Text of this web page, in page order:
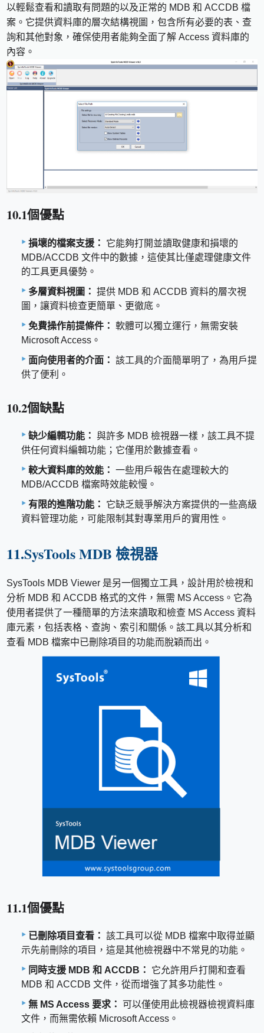
以輕鬆查看和讀取有問題的以及正常的 MDB 和 ACCDB 檔
案。它提供資料庫的層次結構視圖，包含所有必要的表、查
詢和其他對象，確保使用者能夠全面了解 Access 資料庫的
內容。
10.1個優點
損壞的檔案支援：
它能夠打開並讀取健康和損壞的
MDB/ACCDB 文件中的數據，這使其比僅處理健康文件
的工具更具優勢。
多層資料視圖： 提供 MDB 和 ACCDB 資料的層次視
圖，讓資料檢查更簡單、更徹底。
免費操作前提條件： 軟體可以獨立運行，無需安裝
Microsoft Access。
面向使用者的介面： 該工具的介面簡單明了，為用戶提
供了便利。
10.2個缺點
缺少編輯功能： 與許多 MDB 檢視器一樣，該工具不提
供任何資料編輯功能；它僅用於數據查看。
較大資料庫的效能： 一些用戶報告在處理較大的
MDB/ACCDB 檔案時效能較慢。
有限的進階功能：
它缺乏競爭解決方案提供的一些高級
資料管理功能，可能限制其對專業用戶的實用性。
11.SysTools MDB 檢視器
SysTools MDB Viewer 是另一個獨立工具，設計用於檢視和
分析 MDB 和 ACCDB 格式的文件，無需 MS Access。它為
使用者提供了一種簡單的方法來讀取和檢查 MS Access 資料
庫元素，包括表格、查詢、索引和關係。該工具以其分析和
查看 MDB 檔案中已刪除項目的功能而脫穎而出。
11.1個優點
已刪除項目查看： 該工具可以從 MDB 檔案中取得並顯
示先前刪除的項目，這是其他檢視器中不常見的功能。
同時支援 MDB 和 ACCDB：
它允許用戶打開和查看
MDB 和 ACCDB 文件，從而增強了其多功能性。
無 MS Access 要求： 可以僅使用此檢視器檢視資料庫
文件，而無需依賴 Microsoft Access。